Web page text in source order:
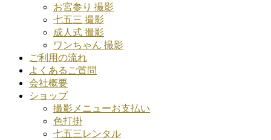
お宮参り 撮影
七五三 撮影
成人式 撮影
ワンちゃん 撮影
ご利用の流れ
よくあるご質問
会社概要
ショップ
撮影メニューお支払い
色打掛
七五三レンタル